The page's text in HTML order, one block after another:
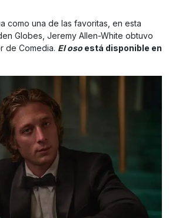
como una de las favoritas, en esta
Globes, Jeremy Allen-White obtuvo
de Comedia. El oso está disponible en